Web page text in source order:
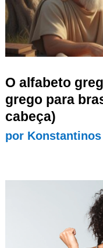
O alfabeto
grego para
cabeça)
por Konstantinos